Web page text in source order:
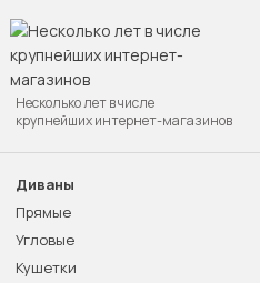
Несколько лет в числе
крупнейших интернет-магазинов
Диваны
Прямые
Угловые
Кушетки